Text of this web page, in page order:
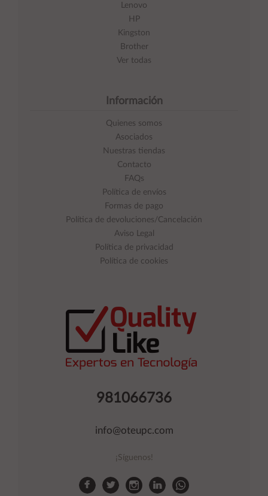
981066736
info@oteupc.com
¡Síguenos!
Lenovo
HP
Kingston
Brother
Ver todas
Información
Quienes somos
Asociados
Nuestras tiendas
Contacto
FAQs
Política de envíos
Formas de pago
Política de devoluciones/Cancelación
Aviso Legal
Política de privacidad
Política de cookies